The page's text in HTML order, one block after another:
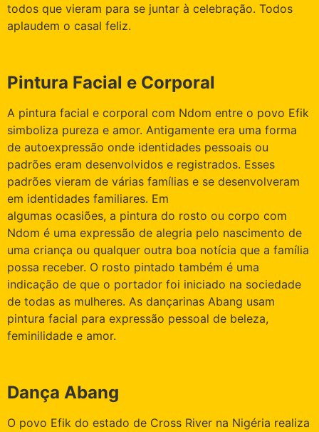
todos que vieram para se juntar à celebração. Todos
aplaudem o casal feliz.
Pintura Facial e Corporal
A pintura facial e corporal com Ndom entre o povo Efik
simboliza pureza e amor. Antigamente era uma forma
de autoexpressão onde identidades pessoais ou
padrões eram desenvolvidos e registrados. Esses
padrões vieram de várias famílias e se desenvolveram
em identidades familiares. Em
algumas ocasiões, a pintura do rosto ou corpo com
Ndom é uma expressão de alegria pelo nascimento de
uma criança ou qualquer outra boa notícia que a família
possa receber. O rosto pintado também é uma
indicação de que o portador foi iniciado na sociedade
de todas as mulheres. As dançarinas Abang usam
pintura facial para expressão pessoal de beleza,
feminilidade e amor.
Dança Abang
O povo Efik do estado de Cross River na Nigéria realiza